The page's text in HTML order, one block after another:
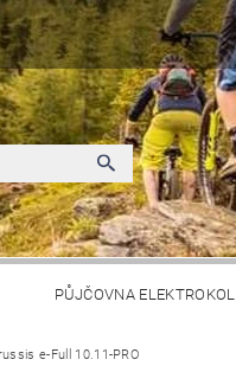
PŮJČOVNA ELEKTROKOL
e-Full 10.11-PRO